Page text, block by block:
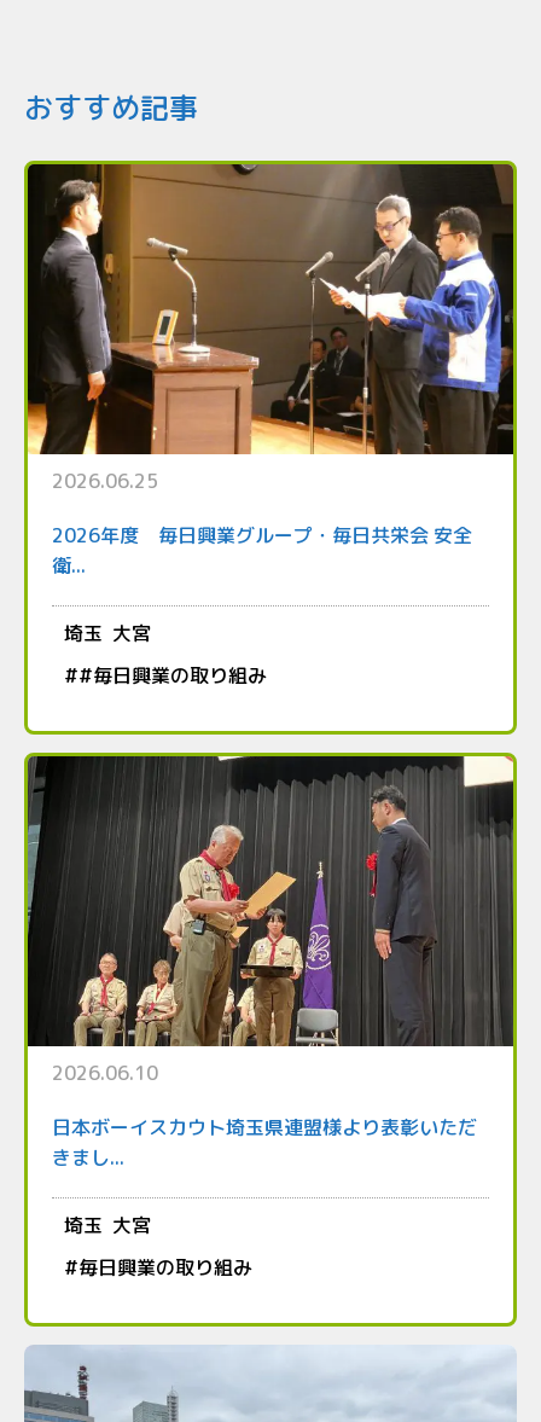
おすすめ記事
2026.06.25
2026年度 毎日興業グループ・毎日共栄会 安全
衛...
埼玉 大宮
##毎日興業の取り組み
2026.06.10
日本ボーイスカウト埼玉県連盟様より表彰いただ
きまし...
埼玉 大宮
#毎日興業の取り組み